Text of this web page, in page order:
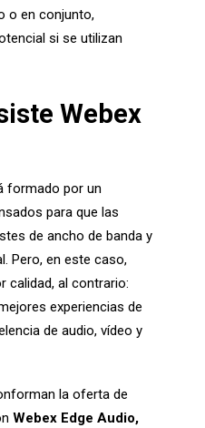
o en conjunto,
si se utilizan
Webex
formado por un
para que las
de ancho de banda y
Pero, en este caso,
calidad, al contrario:
experiencias de
de audio, vídeo y
la oferta de
Webex Edge Audio,